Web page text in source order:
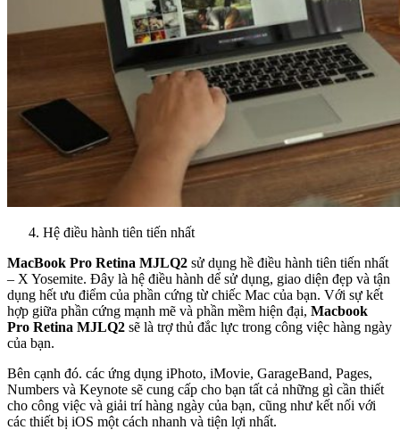
Hệ điều hành tiên tiến nhất
MacBook Pro Retina MJLQ2 sử dụng hề điều hành tiên tiến nhất
– X Yosemite. Đây là hệ điều hành dể sử dụng, giao diện đẹp và tận
dụng hết ưu điểm của phần cứng từ chiếc Mac của bạn. Với sự kết
hợp giữa phần cứng mạnh mẽ và phần mềm hiện đại, Macbook
Pro Retina MJLQ2 sẽ là trợ thủ đắc lực trong công việc hàng ngày
của bạn.
Bên cạnh đó. các ứng dụng iPhoto, iMovie, GarageBand, Pages,
Numbers và Keynote sẽ cung cấp cho bạn tất cả những gì cần thiết
cho công việc và giải trí hàng ngày của bạn, cũng như kết nối với
các thiết bị iOS một cách nhanh và tiện lợi nhất.